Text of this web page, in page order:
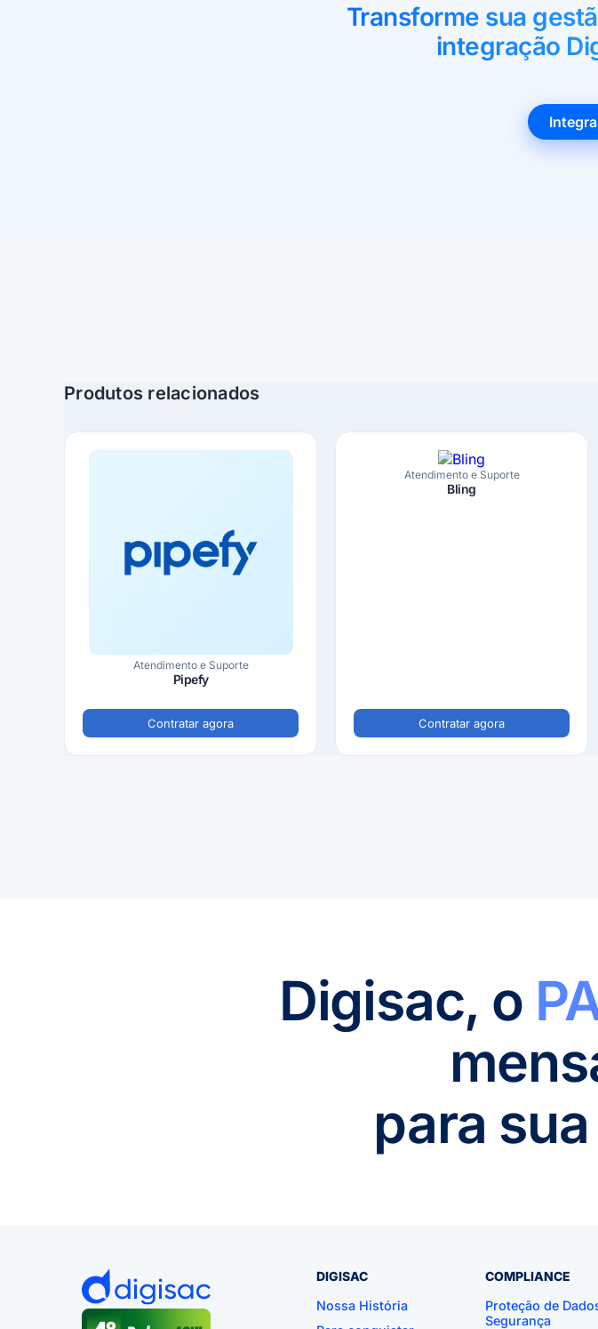
Transforme sua
integração
Produtos relacionados
Atendimento e Suporte
Pipefy
Contratar agora
Atendimento e Suporte
Bling
Contratar agora
Digisac, o
para
DIGISAC
Nossa História
COMPLIANCE
Proteção de
Segurança